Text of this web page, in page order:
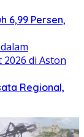
6,99 Persen,
Regional,